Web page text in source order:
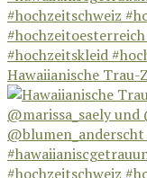
Hawaiianische Trau-